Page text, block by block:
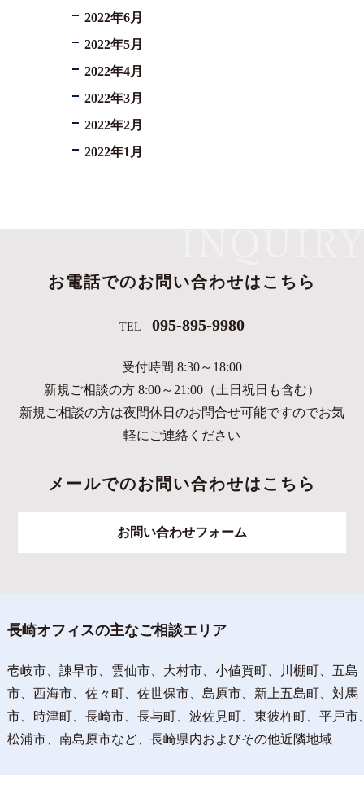
2022年6月
2022年5月
2022年4月
2022年3月
2022年2月
2022年1月
お電話でのお問い合わせはこちら
TEL 095-895-9980
受付時間 8:30～18:00
新規ご相談の方 8:00～21:00（土日祝日も含む）
新規ご相談の方は夜間休日のお問合せ可能ですのでお気
軽にご連絡ください
メールでのお問い合わせはこちら
お問い合わせフォーム
長崎オフィスの主なご相談エリア
壱岐市、諌早市、雲仙市、大村市、小値賀町、川棚町、五島
市、西海市、佐々町、佐世保市、島原市、新上五島町、対馬
市、時津町、長崎市、長与町、波佐見町、東彼杵町、平戸市
松浦市、南島原市など、長崎県内およびその他近隣地域